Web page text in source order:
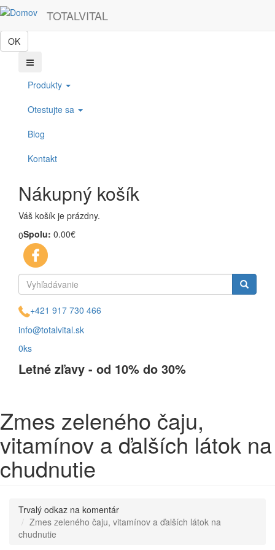
Skočiť na hlavný obsah
Táto webová lokalita používa cookies, ktoré nám pomôžu získať to
najlepšie pri návšteve našich webových stránok.
OK
TOTALVITAL
Produkty
Otestujte sa
Blog
Kontakt
Nákupný košík
Váš košík je prázdny.
0Spolu: 0.00€
Vyhľadávanie
Vyhľadávanie
+421 917 730 466
info@totalvital.sk
0ks
Letné zľavy - od 10% do 30%
Zmes zeleného čaju,
vitamínov a ďalších látok na
chudnutie
Trvalý odkaz na komentár
Zmes zeleného čaju, vitamínov a ďalších látok na
chudnutie